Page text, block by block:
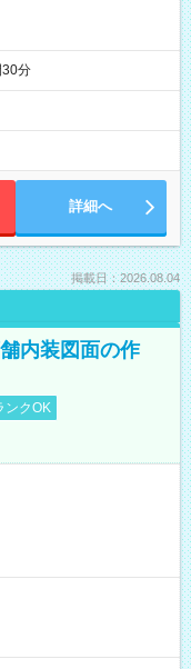
分
詳細へ
掲載日：2026.08.04
内装図面の作
ンクOK